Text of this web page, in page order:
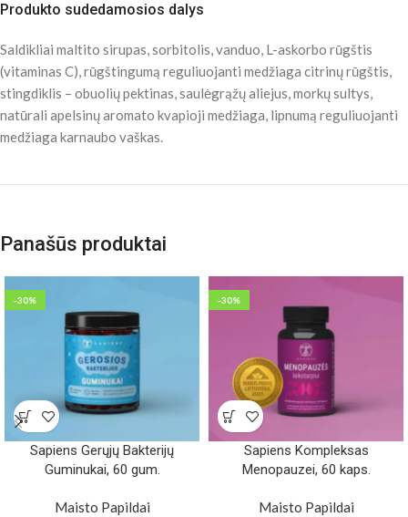
Produkto sudedamosios dalys
Saldikliai maltito sirupas, sorbitolis, vanduo, L-askorbo rūgštis
(vitaminas C), rūgštingumą reguliuojanti medžiaga citrinų rūgštis,
stingdiklis – obuolių pektinas, saulėgrąžų aliejus, morkų sultys,
natūrali apelsinų aromato kvapioji medžiaga, lipnumą reguliuojanti
medžiaga karnaubo vaškas.
Panašūs produktai
-30%
Sapiens Gerųjų Bakterijų
Guminukai, 60 gum.
Maisto Papildai
-30%
Sapiens Kompleksas
Menopauzei, 60 kaps.
Maisto Papildai